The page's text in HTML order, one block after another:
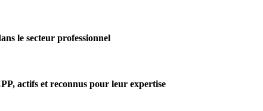
le secteur professionnel
actifs et reconnus pour leur expertise